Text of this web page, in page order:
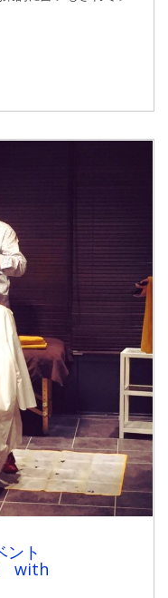
ント
) with